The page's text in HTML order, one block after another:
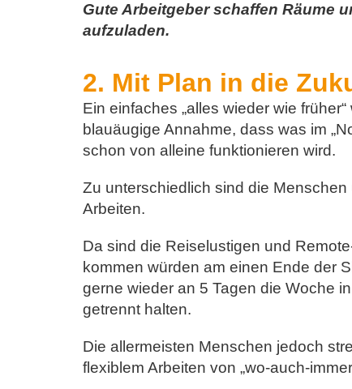
Gute Arbeitgeber schaffen Räume
aufzuladen.
2. Mit Plan in die
Ein einfaches „alles wieder wie
blauäugige Annahme, dass was im
schon von alleine funktionieren wird.
Zu unterschiedlich sind die
Arbeiten.
Da sind die Reiselustigen und
kommen würden am einen Ende der
gerne wieder an 5 Tagen die Woche
getrennt halten.
Die allermeisten Menschen jedoch
flexiblem Arbeiten von „wo-auch-